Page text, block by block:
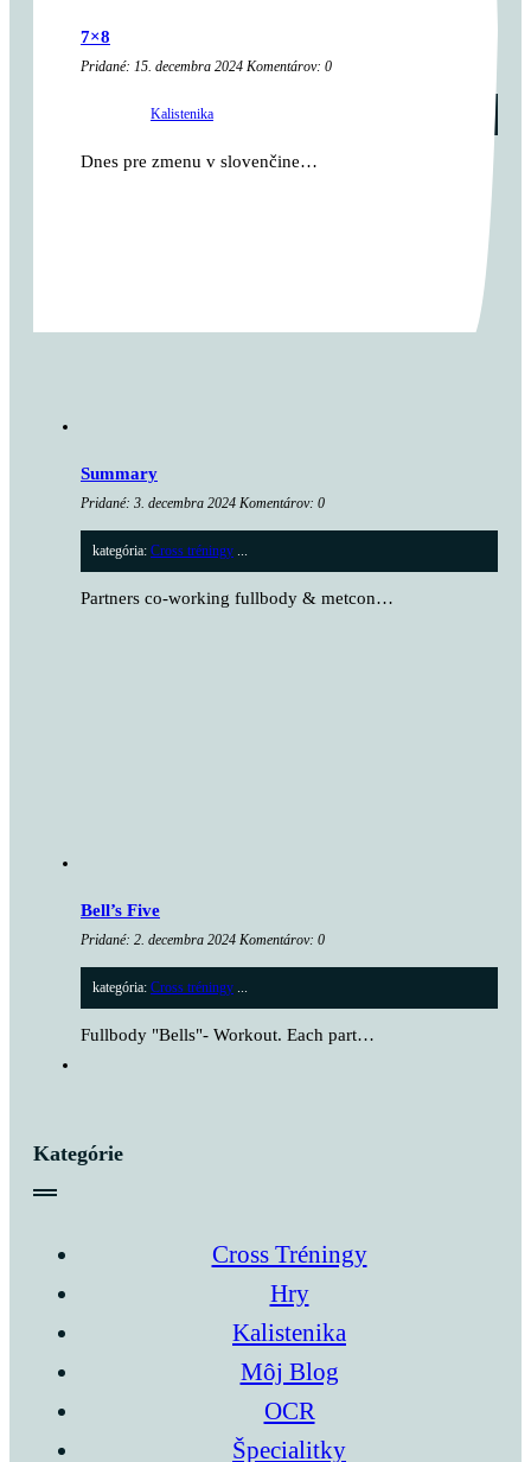
7×8
Pridané: 15. decembra 2024 Komentárov: 0
Kalistenika
Dnes pre zmenu v slovenčine…
Summary
Pridané: 3. decembra 2024 Komentárov: 0
kategória: Cross tréningy ...
Partners co-working fullbody & metcon…
Bell’s Five
Pridané: 2. decembra 2024 Komentárov: 0
kategória: Cross tréningy ...
Fullbody "Bells"- Workout. Each part…
Kategórie
Cross Tréningy
Hry
Kalistenika
Môj Blog
OCR
Špecialitky